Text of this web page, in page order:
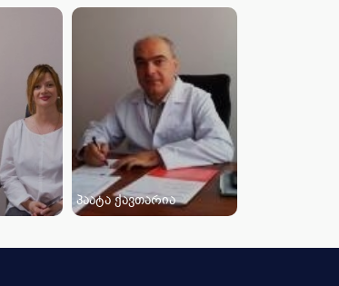
პაატა ქავთარია